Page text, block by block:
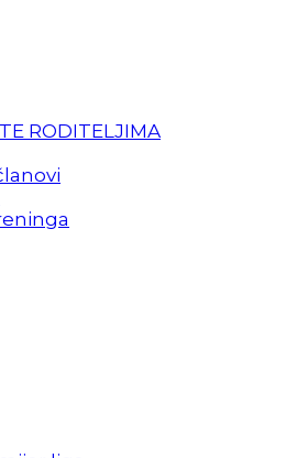
RODITELJIMA